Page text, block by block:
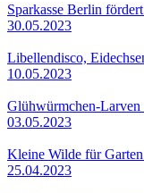
Sparkasse Berlin
30.05.2023
Libellendisco,
10.05.2023
Glühwürmchen-Larven
03.05.2023
Kleine Wilde für
25.04.2023